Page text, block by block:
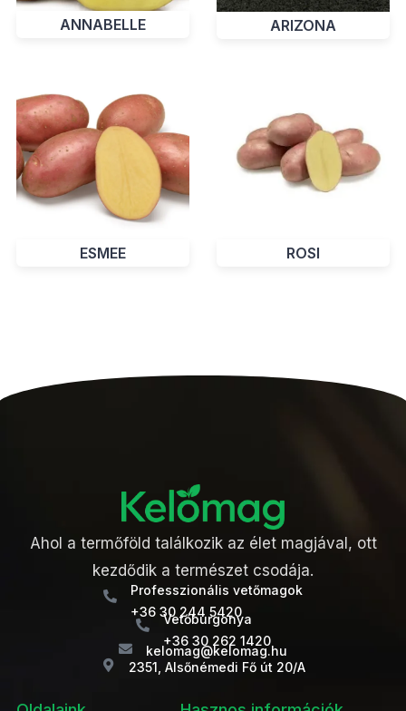
ANNABELLE ARIZONA
ESMEE ROSI
Ahol a termőföld találkozik az élet magjával, ott
kezdődik a természet csodája.
Professzionális vetőmagok
+36 30 244 5420
Vetőburgonya
+36 30 262 1420
kelomag@kelomag.hu
2351, Alsőnémedi Fő út 20/A